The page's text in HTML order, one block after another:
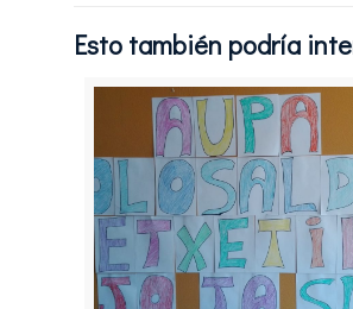
Esto también podría